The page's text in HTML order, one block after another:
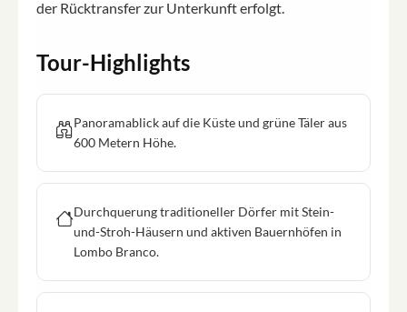
der Rücktransfer zur Unterkunft erfolgt.
Tour-Highlights
Panoramablick auf die Küste und grüne Täler aus
600 Metern Höhe.
Durchquerung traditioneller Dörfer mit Stein-
und-Stroh-Häusern und aktiven Bauernhöfen in
Lombo Branco.